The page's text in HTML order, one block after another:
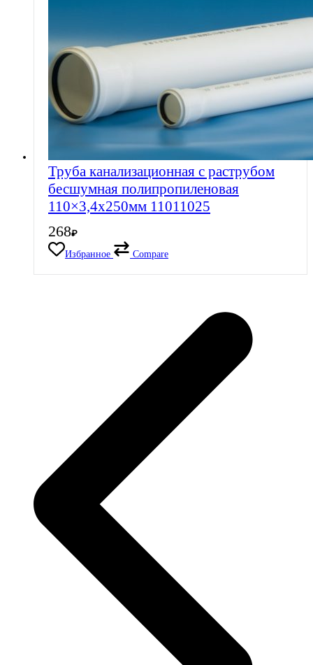
Труба канализационная с раструбом
бесшумная полипропиленовая
110×3,4х250мм 11011025
268₽
Избранное
Compare